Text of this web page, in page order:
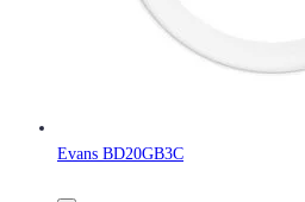
Evans BD20GB3C